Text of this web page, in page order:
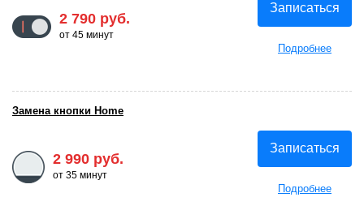
2 790 руб.
от 45 минут
Записаться
Подробнее
2 990 руб.
от 35 минут
Записаться
Подробнее
Замена кнопки Home